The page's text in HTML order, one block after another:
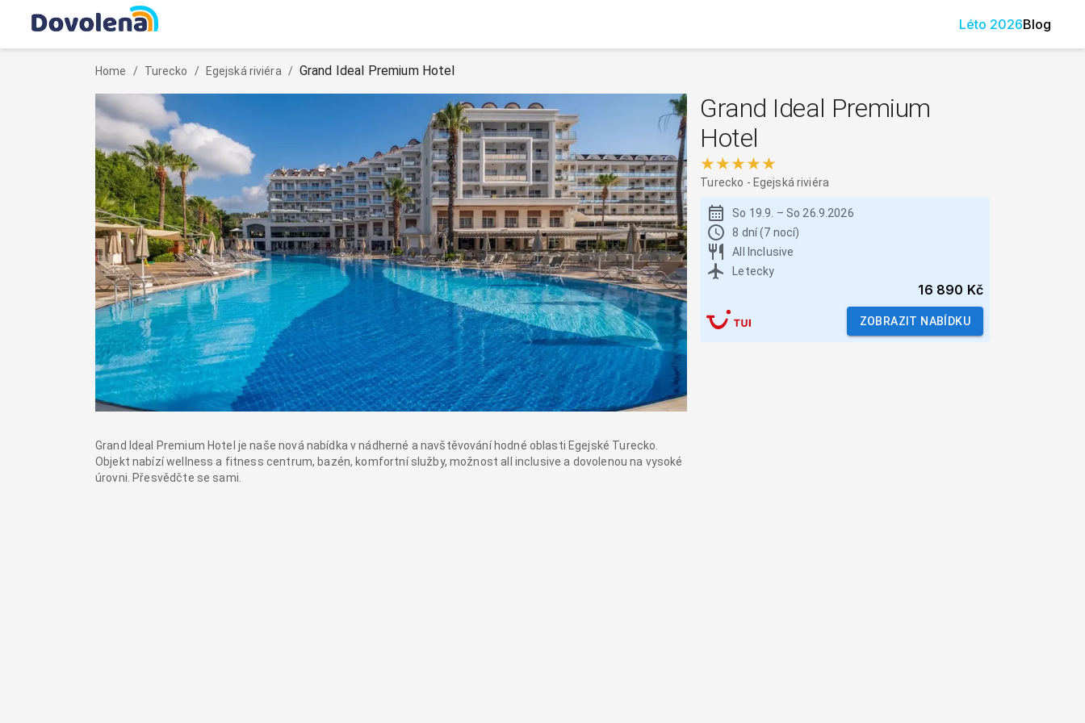
Léto 2026Blog
Home / Turecko / Egejská riviéra / Grand Ideal Premium Hotel
Grand Ideal Premium Hotel je naše nová nabídka v nádherné a navštěvování hodné oblasti Egejské Turecko.
Objekt nabízí wellness a fitness centrum, bazén, komfortní služby, možnost all inclusive a dovolenou na vysoké
úrovni. Přesvědčte se sami.
Grand Ideal Premium
Hotel
★★★★★
Turecko - Egejská riviéra
So 19.9. – So 26.9.2026
8 dní (7 nocí)
All Inclusive
Letecky
16 890 Kč
ZOBRAZIT NABÍDKU